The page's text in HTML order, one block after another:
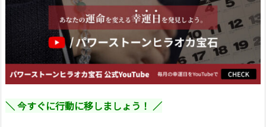
＼ 今すぐに行動に移しましょう！ ／